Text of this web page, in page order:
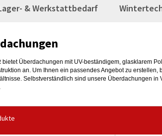
& Werkstattbedarf
bietet Überdachungen mit UV-beständigem, glasklarem
an. Um Ihnen ein passendes Angebot zu
Selbstverständlich sind unsere Überdachungen in